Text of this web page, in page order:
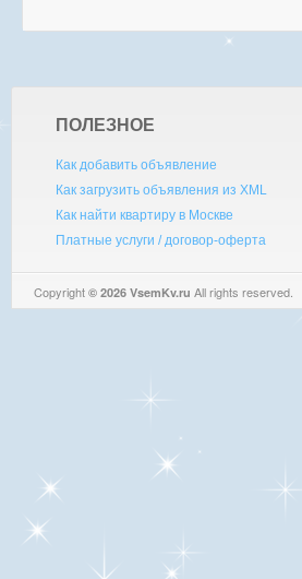
ПОЛЕЗНОЕ
Как добавить объявление
Как загрузить объявления из XML
Как найти квартиру в Москве
Платные услуги / договор-оферта
Copyright © 2026 VsemKv.ru All rights reserved.